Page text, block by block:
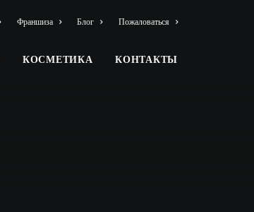
Франшиза Блог Пожаловаться
КОСМЕТИКА КОНТАКТЫ